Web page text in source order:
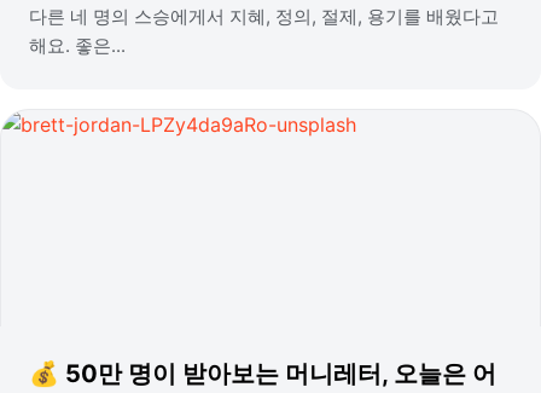
다른 네 명의 스승에게서 지혜, 정의, 절제, 용기를 배웠다고
해요. 좋은...
💰 50만 명이 받아보는 머니레터, 오늘은 어